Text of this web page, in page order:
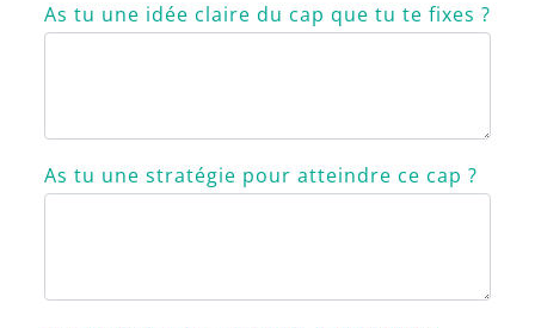
As tu une idée claire du cap que tu te fixes ?
As tu une stratégie pour atteindre ce cap ?